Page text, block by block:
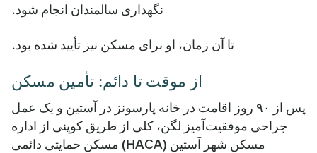
نگهداری سالمندان انجام شود.
تا آن زمان، او برای مسکن نیز تأیید شده بود.
از موقت تا دائم: تأمین مسکن
پس از ۹۰ روز اقامت در خانه پارسونز در آستین و یک عمل
جراحی موفقیت‌آمیز لگن، کلی از طریق کوپنی از اداره
مسکن شهر آستین (HACA) مسکن حمایتی دائمی